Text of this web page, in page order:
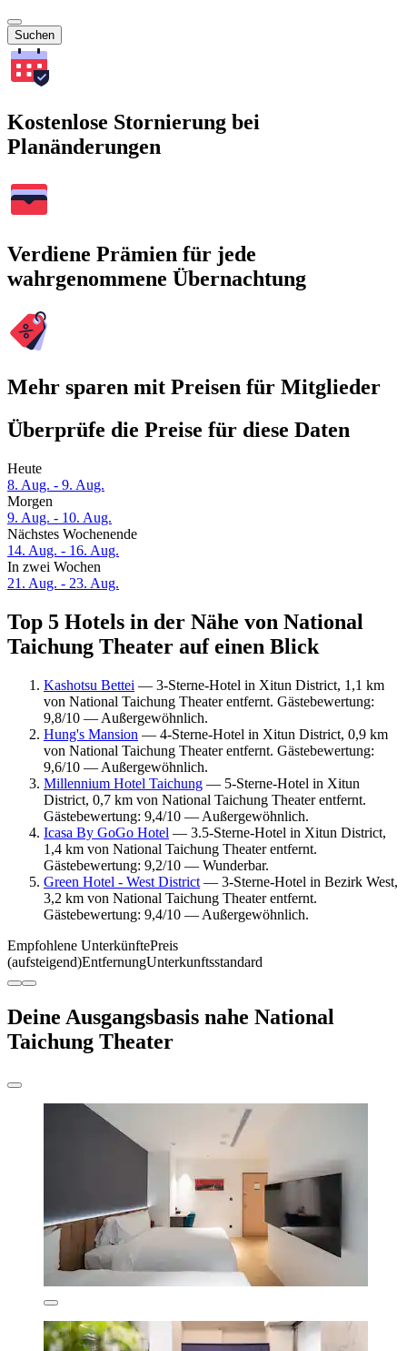
Suchen
Kostenlose Stornierung bei
Planänderungen
Verdiene Prämien für jede
wahrgenommene Übernachtung
Mehr sparen mit Preisen für Mitglieder
Überprüfe die Preise für diese Daten
Heute
8. Aug. - 9. Aug.
Morgen
9. Aug. - 10. Aug.
Nächstes Wochenende
14. Aug. - 16. Aug.
In zwei Wochen
21. Aug. - 23. Aug.
Top 5 Hotels in der Nähe von National
Taichung Theater auf einen Blick
Kashotsu Bettei — 3-Sterne-Hotel in Xitun District, 1,1 km
von National Taichung Theater entfernt. Gästebewertung:
9,8/10 — Außergewöhnlich.
Hung's Mansion — 4-Sterne-Hotel in Xitun District, 0,9 km
von National Taichung Theater entfernt. Gästebewertung:
9,6/10 — Außergewöhnlich.
Millennium Hotel Taichung — 5-Sterne-Hotel in Xitun
District, 0,7 km von National Taichung Theater entfernt.
Gästebewertung: 9,4/10 — Außergewöhnlich.
Icasa By GoGo Hotel — 3.5-Sterne-Hotel in Xitun District,
1,4 km von National Taichung Theater entfernt.
Gästebewertung: 9,2/10 — Wunderbar.
Green Hotel - West District — 3-Sterne-Hotel in Bezirk West,
3,2 km von National Taichung Theater entfernt.
Gästebewertung: 9,4/10 — Außergewöhnlich.
Empfohlene UnterkünftePreis
(aufsteigend)EntfernungUnterkunftsstandard
Deine Ausgangsbasis nahe National
Taichung Theater